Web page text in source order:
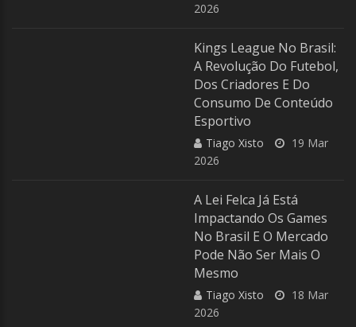
2026
Kings League No Brasil:
A Revolução Do Futebol,
Dos Criadores E Do
Consumo De Conteúdo
Esportivo
Tiago Xisto
19 Mar
2026
A Lei Felca Já Está
Impactando Os Games
No Brasil E O Mercado
Pode Não Ser Mais O
Mesmo
Tiago Xisto
18 Mar
2026